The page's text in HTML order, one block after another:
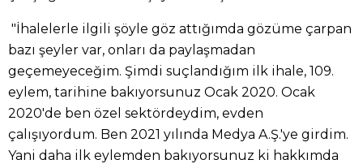
"İhalelerle ilgili şöyle göz attığımda gözüme çarpan
bazı şeyler var, onları da paylaşmadan
geçemeyeceğim. Şimdi suçlandığım ilk ihale, 109.
eylem, tarihine bakıyorsunuz Ocak 2020. Ocak
2020'de ben özel sektördeydim, evden
çalışıyordum. Ben 2021 yılında Medya A.Ş.'ye girdim.
Yani daha ilk eylemden bakıyorsunuz ki hakkımda